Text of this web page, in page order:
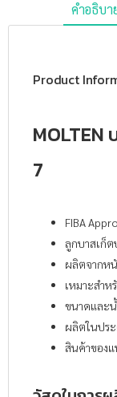
คำอธิบา
Product
MOLTEN
7
FIBA
ลูกบาสเก็ต
ผลิตจากห
เหมาะสำ
ขนาดและ
ผลิตในปร
สินค้าของ